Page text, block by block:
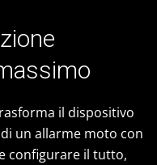
il dispositivo
un allarme moto con
configurare il tutto,